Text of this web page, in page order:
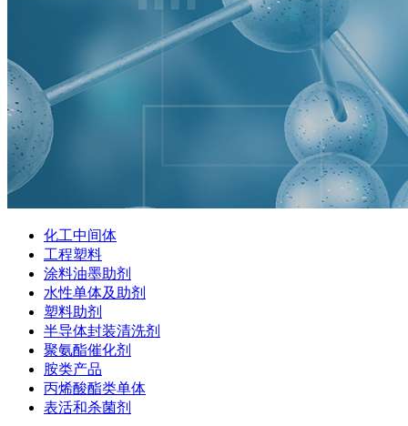
化工中间体
工程塑料
涂料油墨助剂
水性单体及助剂
塑料助剂
半导体封装清洗剂
聚氨酯催化剂
胺类产品
丙烯酸酯类单体
表活和杀菌剂